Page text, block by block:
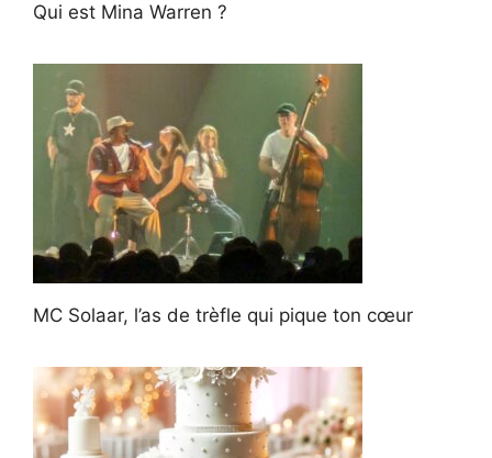
Qui est Mina Warren ?
MC Solaar, l’as de trèfle qui pique ton cœur